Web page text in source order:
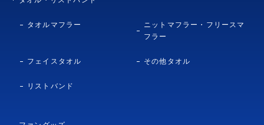
タオルマフラー
ニットマフラー・フリースマ
フラー
フェイスタオル その他タオル
リストバンド